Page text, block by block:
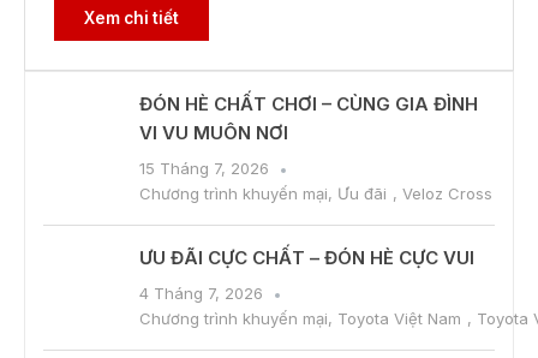
Xem chi tiết
ĐÓN HÈ CHẤT CHƠI – CÙNG GIA ĐÌNH
VI VU MUÔN NƠI
15 Tháng 7, 2026
Chương trình khuyến mại, Ưu đãi , Veloz Cross
ƯU ĐÃI CỰC CHẤT – ĐÓN HÈ CỰC VUI
4 Tháng 7, 2026
Chương trình khuyến mại, Toyota Việt Nam , Toyota